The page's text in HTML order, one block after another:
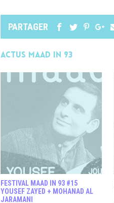
PARTAGER
Actus MAAD in 93
FESTIVAL MAAD IN 93 #15
YOUSEF ZAYED + MOHANAD AL
JARAMANI